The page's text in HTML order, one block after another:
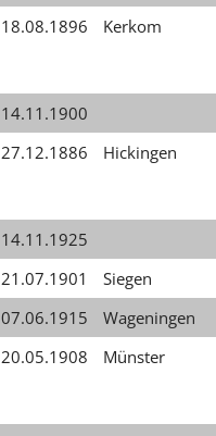
18.08.1896 Kerkom
14.11.1900
27.12.1886 Hickingen
14.11.1925
21.07.1901
Siegen
07.06.1915
Wageningen
20.05.1908 Münster